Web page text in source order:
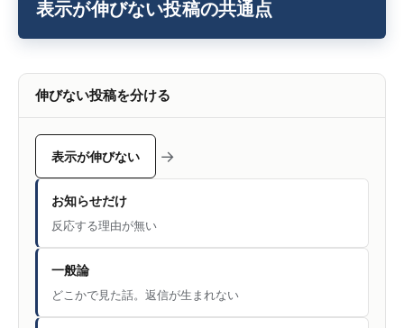
表示が伸びない投稿の共通点
伸びない投稿を分ける
表示が伸びない →
お知らせだけ
反応する理由が無い
一般論
どこかで見た話。返信が生まれない